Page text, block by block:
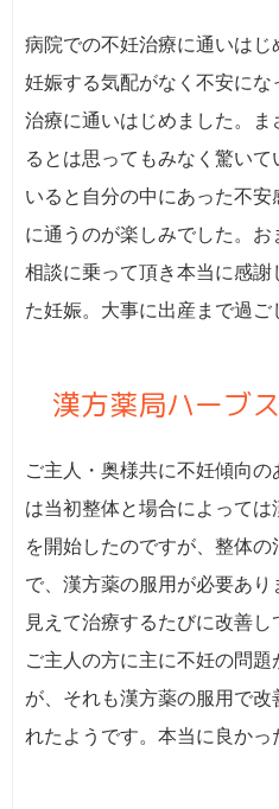
病院での不妊治療に通いは
妊娠する気配がなく不安にな
治療に通いはじめました。
るとは思ってもみなく驚い
いると自分の中にあった不
に通うのが楽しみでした。
相談に乗って頂き本当に感
た妊娠。大事に出産まで過ご
漢方薬局ハーブ
ご主人・奥様共に不妊傾向
は当初整体と場合によって
を開始したのですが、整体
で、漢方薬の服用が必要あ
見えて治療するたびに改善
ご主人の方に主に不妊の問
が、それも漢方薬の服用で
れたようです。本当に良かっ